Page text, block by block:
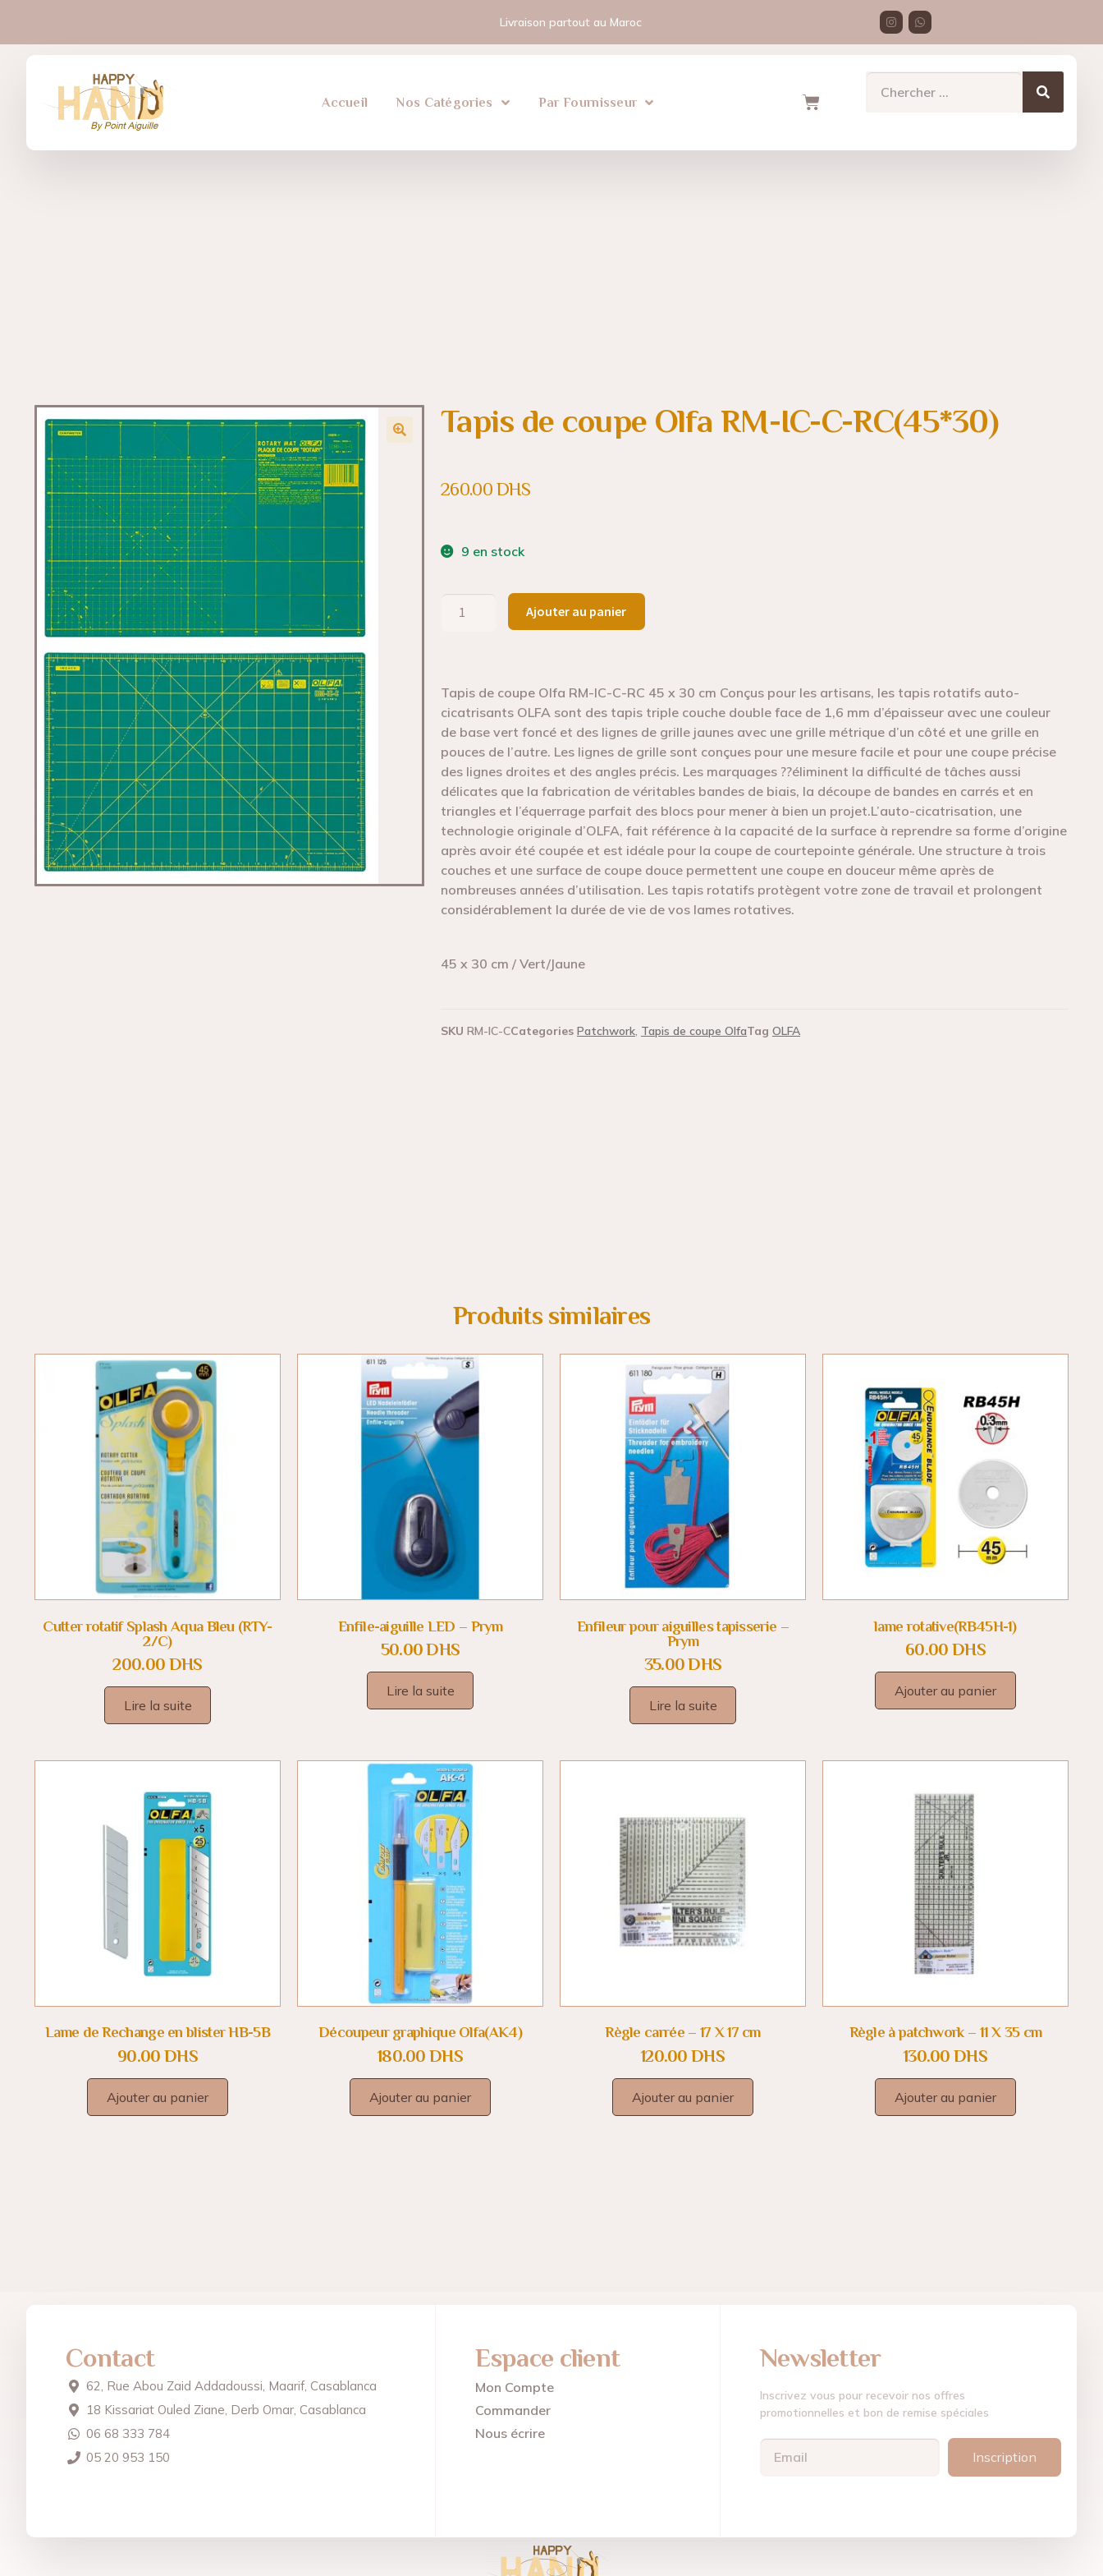
Livraison partout au Maroc
Accueil Nos Catégories Par Fournisseur
Tapis de coupe Olfa RM-IC-C-RC(45*30)
260.00DHS
9 en stock
Ajouter au panier
Tapis de coupe Olfa RM-IC-C-RC 45 x 30 cm Conçus pour les artisans, les tapis rotatifs auto-
cicatrisants OLFA sont des tapis triple couche double face de 1,6 mm d’épaisseur avec une couleur
de base vert foncé et des lignes de grille jaunes avec une grille métrique d’un côté et une grille en
pouces de l’autre. Les lignes de grille sont conçues pour une mesure facile et pour une coupe précise
des lignes droites et des angles précis. Les marquages ??éliminent la difficulté de tâches aussi
délicates que la fabrication de véritables bandes de biais, la découpe de bandes en carrés et en
triangles et l’équerrage parfait des blocs pour mener à bien un projet.L’auto-cicatrisation, une
technologie originale d’OLFA, fait référence à la capacité de la surface à reprendre sa forme d’origine
après avoir été coupée et est idéale pour la coupe de courtepointe générale. Une structure à trois
couches et une surface de coupe douce permettent une coupe en douceur même après de
nombreuses années d’utilisation. Les tapis rotatifs protègent votre zone de travail et prolongent
considérablement la durée de vie de vos lames rotatives.
45 x 30 cm / Vert/Jaune
SKU RM-IC-CCategories Patchwork, Tapis de coupe OlfaTag OLFA
Produits similaires
Cutter rotatif Splash Aqua Bleu (RTY-
2/C)
200.00 DHS
Lire la suite
Enfile-aiguille LED – Prym
50.00DHS
Lire la suite
Enfileur pour aiguilles tapisserie –
Prym
35.00DHS
Lire la suite
lame rotative(RB45H-1)
60.00 DHS
Ajouter au panier
Lame de Rechange en blister HB-5B
90.00 DHS
Ajouter au panier
Découpeur graphique Olfa(AK4)
180.00DHS
Ajouter au panier
Règle carrée – 17 X 17 cm
120.00DHS
Ajouter au panier
Règle à patchwork – 11 X 35 cm
130.00DHS
Ajouter au panier
Contact
62, Rue Abou Zaid Addadoussi, Maarif, Casablanca
18 Kissariat Ouled Ziane, Derb Omar, Casablanca
06 68 333 784
05 20 953 150
Espace client
Mon Compte
Commander
Nous écrire
Newsletter
Inscrivez vous pour recevoir nos offres
promotionnelles et bon de remise spéciales
Inscription